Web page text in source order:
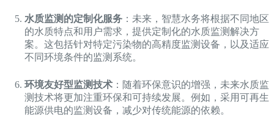
水质监测的定制化服务 ：未来，智慧水务将根据不同地区
的水质特点和用户需求，提供定制化的水质监测解决方
案。这包括针对特定污染物的高精度监测设备，以及适应
不同环境条件的监测系统。
环境友好型监测技术 ：随着环保意识的增强，未来水质监
测技术将更加注重环保和可持续发展。例如，采用可再生
能源供电的监测设备，减少对传统能源的依赖。